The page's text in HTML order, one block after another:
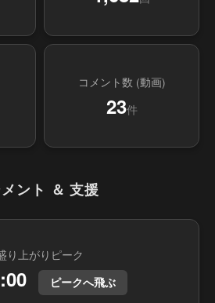
コメント数 (動画)
23件
ント ＆ 支援
り上がりピーク
ピークへ飛ぶ